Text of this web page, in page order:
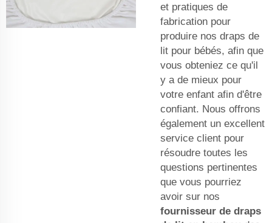
et pratiques de
fabrication pour
produire nos draps de
lit pour bébés, afin que
vous obteniez ce qu'il
y a de mieux pour
votre enfant afin d'être
confiant. Nous offrons
également un excellent
service client pour
résoudre toutes les
questions pertinentes
que vous pourriez
avoir sur nos
fournisseur de draps